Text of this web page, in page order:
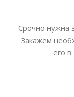
Срочно нужна
Закажем
его